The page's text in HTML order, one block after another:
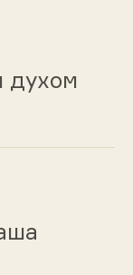
духом